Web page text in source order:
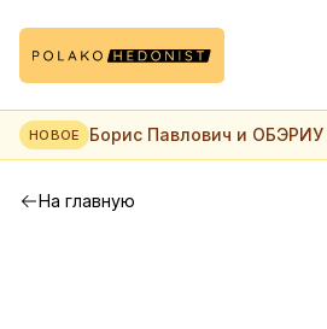
НОВОЕ
Борис Павлович и ОБЭРИУ
саде
На главную